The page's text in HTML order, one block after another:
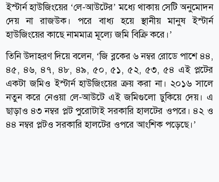
ইস্টার্ন হাউজিংয়ের ‘লে-আউটের’ মধ্যে থাকায় সেটি অনুমোদন
দেয় না রাজউক। পরে বাধ্য হয়ে স্থানীয় মানুষ ইস্টার্ন
হাউজিংয়ের কাছে নামমাত্র মূল্যে জমি বিক্রি করে।’
তিনি উদাহরণ দিয়ে বলেন, ‘জি ব্লকের ৬ নম্বর রোডে পাশে ৪৪,
৪৫, ৪৬, ৪৭, ৪৮, ৪৯, ৫০, ৫১, ৫২, ৫৩, ৫৪ এই প্লটের
একটা জমিও ইস্টার্ন হাউজিংয়ের ক্রয় করা না। ২০১৬ সালে
নতুন করে নেওয়া লে-আউটে এই জমিগুলো ঢুকিয়ে দেয়। এ
ছাড়াও ৪৩ নম্বর প্লট পুরোটাই সরকারি হালটের ওপরে। ৪২ ও
৪৪ নম্বর প্লটও সরকারি হালটের ওপরে আংশিক পড়েছে।’